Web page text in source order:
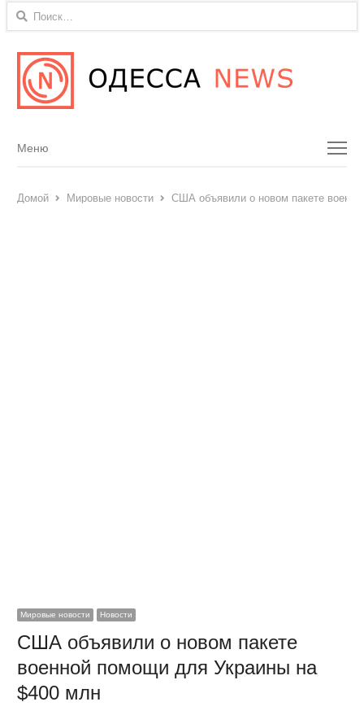
Найти:
Menu
Меню
Домой Мировые новости США объявили о новом пакете
Мировые новости Новости
США объявили о новом пакете
военной помощи для Украины на
$400 млн